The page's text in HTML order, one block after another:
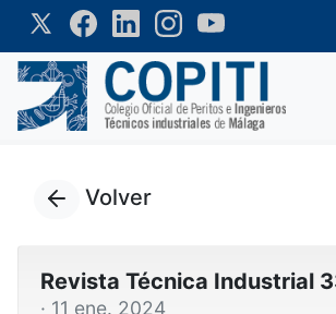
Volver
Revista Técnica Industrial
· 11 ene. 2024